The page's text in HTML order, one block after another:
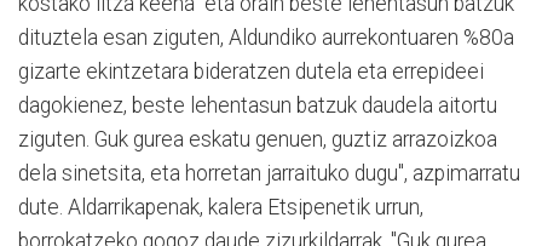
dituztela esan ziguten, Aldundiko aurrekontuaren %80a
gizarte ekintzetara bideratzen dutela eta errepideei
dagokienez, beste lehentasun batzuk daudela aitortu
ziguten. Guk gurea eskatu genuen, guztiz arrazoizkoa
dela sinetsita, eta horretan jarraituko dugu", azpimarratu
dute. Aldarrikapenak, kalera Etsipenetik urrun,